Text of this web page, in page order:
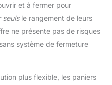
et à fermer pour
seulsle rangement de leurs
ne présente pas de risques
système de fermeture
plus flexible, les paniers